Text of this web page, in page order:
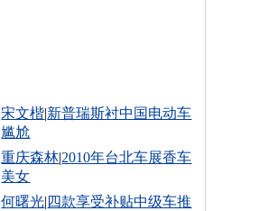
宋文楷|新普瑞斯衬中国电动车
尴尬
重庆森林|2010年台北车展香车
美女
何曙光| 四款享受补贴中级车推